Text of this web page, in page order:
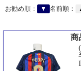
お勧め順： ▼ 名前順：
商